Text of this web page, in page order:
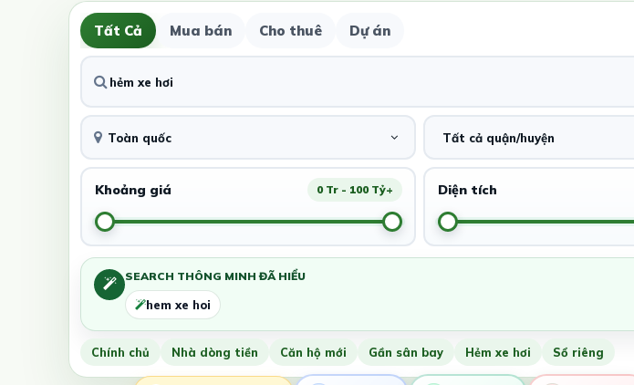
Tất Cả Mua bán Cho thuê Dự án
Toàn quốc Tất cả quận/huyện
Khoảng giá 0 Tr - 100 Tỷ+ Diện tích
SEARCH THÔNG MINH ĐÃ HIỂU
hem xe hoi
Chính chủ Nhà dòng tiền Căn hộ mới Gần sân bay Hẻm xe hơi Sổ riêng